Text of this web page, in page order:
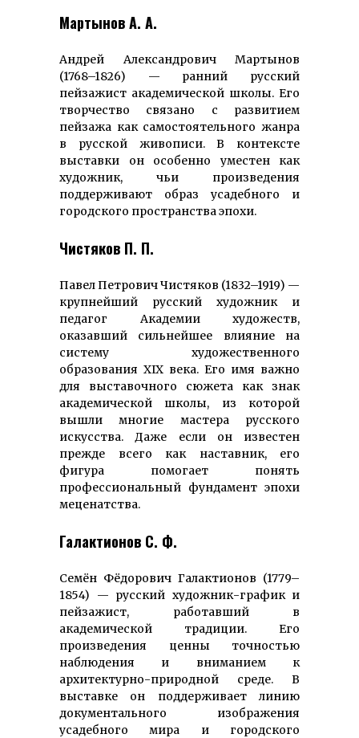
Мартынов А. А.
Андрей Александрович Мартынов
(1768–1826) — ранний русский
пейзажист академической школы. Его
творчество связано с развитием
пейзажа как самостоятельного жанра
в русской живописи. В контексте
выставки он особенно уместен как
художник, чьи произведения
поддерживают образ усадебного и
городского пространства эпохи.
Чистяков П. П.
Павел Петрович Чистяков (1832–1919) —
крупнейший русский художник и
педагог Академии художеств,
оказавший сильнейшее влияние на
систему художественного
образования XIX века. Его имя важно
для выставочного сюжета как знак
академической школы, из которой
вышли многие мастера русского
искусства. Даже если он известен
прежде всего как наставник, его
фигура помогает понять
профессиональный фундамент эпохи
меценатства.
Галактионов С. Ф.
Семён Фёдорович Галактионов (1779–
1854) — русский художник-график и
пейзажист, работавший в
академической традиции. Его
произведения ценны точностью
наблюдения и вниманием к
архитектурно-природной среде. В
выставке он поддерживает линию
документального изображения
усадебного мира и городского